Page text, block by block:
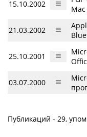
15.10.2002
Mac
21.03.2002
25.10.2001
03.07.2000
Публикаций - 29,